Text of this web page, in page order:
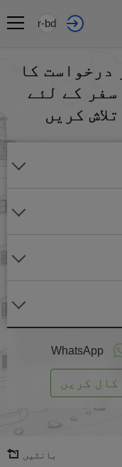
ur-bd
درخواست کا
سفر کے لئے
کریں
WhatsApp
کال کریں
بانٹیں